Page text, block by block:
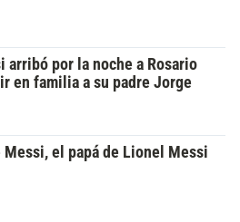
arribó por la noche a Rosario
en familia a su padre Jorge
el papá de Lionel Messi